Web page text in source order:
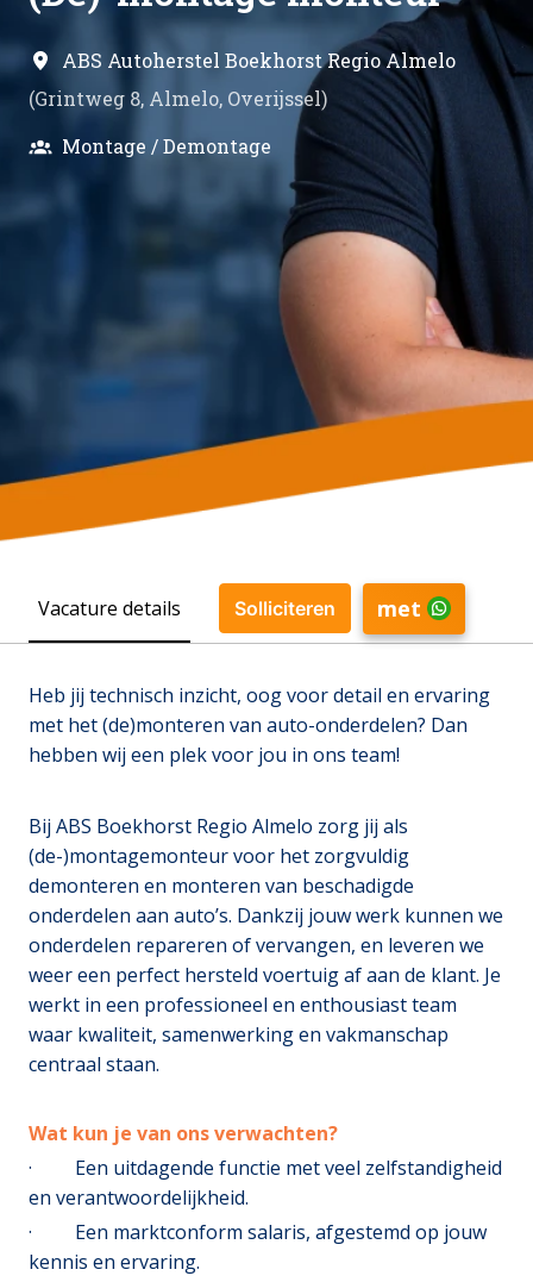
ABS Autoherstel Boekhorst Regio Almelo
(Grintweg 8, Almelo, Overijssel)
Montage / Demontage
Vacature details Solliciteren met
Heb jij technisch inzicht, oog voor detail en ervaring
met het (de)monteren van auto-onderdelen? Dan
hebben wij een plek voor jou in ons team!
Bij ABS Boekhorst Regio Almelo zorg jij als
(de-)montagemonteur voor het zorgvuldig
demonteren en monteren van beschadigde
onderdelen aan auto’s. Dankzij jouw werk kunnen we
onderdelen repareren of vervangen, en leveren we
weer een perfect hersteld voertuig af aan de klant. Je
werkt in een professioneel en enthousiast team
waar kwaliteit, samenwerking en vakmanschap
centraal staan.
Wat kun je van ons verwachten?
· Een uitdagende functie met veel zelfstandigheid
en verantwoordelijkheid.
· Een marktconform salaris, afgestemd op jouw
kennis en ervaring.